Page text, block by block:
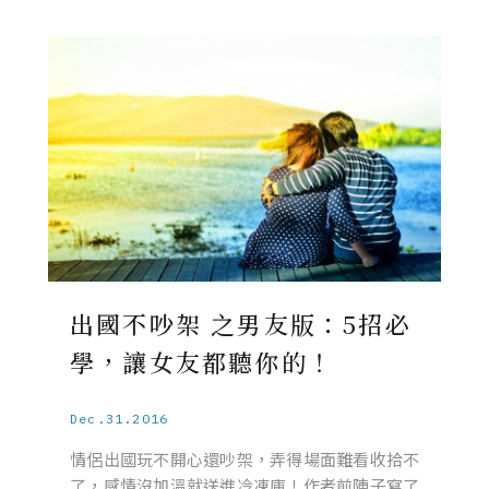
出國不吵架 之男友版：5招必
學，讓女友都聽你的！
Dec.31.2016
情侶出國玩不開心還吵架，弄得場面難看收拾不